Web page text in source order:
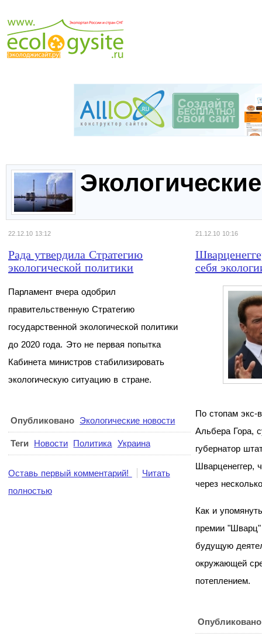
22.12.10 13:12
Рада утвердила Стратегию
экологической политики
Парламент вчера одобрил
правительственную Стратегию
государственной экологической политики
до 2020 года. Это не первая попытка
Кабинета министров стабилизировать
экологическую ситуацию в стране.
Опубликовано Экологические новости
Теги Новости Политика Украина
Оставь первый комментарий!
Читать
полностью
21.12.10 10:16
себя
По стопам экс-
Альбера Гора,
губернатор
Шварценеггер,
через
Как и
премии
будущую
окружающей
потеплением.
Опубликовано